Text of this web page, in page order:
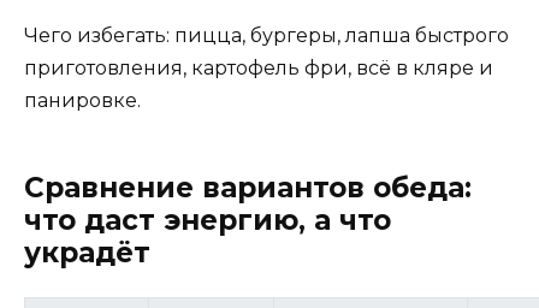
Чего избегать: пицца, бургеры, лапша быстрого
приготовления, картофель фри, всё в кляре и
панировке.
Сравнение вариантов обеда:
что даст энергию, а что
украдёт